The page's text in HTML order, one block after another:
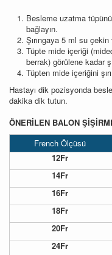
Besleme uzatma
bağlayın.
Şırıngaya 5 ml su
Tüpte mide içeriği
berrak) görülene kadar
Tüpten mide içeriğini
Hastayı dik pozisyonda
dakika dik tutun.
ÖNERİLEN BALON
French Ölçüsü
12Fr
14Fr
16Fr
18Fr
20Fr
24Fr